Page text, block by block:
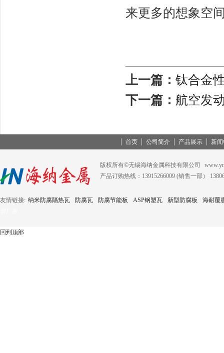
来更多的想象空
上一篇： 钛合金
下一篇： 航空发
首页 公司简介 产品展示 新
版权所有©无锡海纳金属科技有限公司
产品订购热线：13915266009 (销售一部）
友情链接: 纳米防腐隔热瓦 防腐瓦 防腐节能板 ASP钢塑瓦 新型防腐板
海耐覆
回到顶部